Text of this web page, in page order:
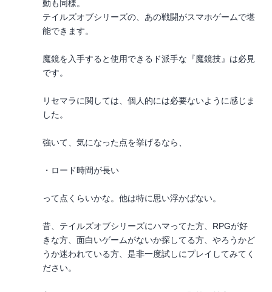
動も同様。
テイルズオブシリーズの、あの戦闘がスマホゲームで堪
能できます。
魔鏡を入手すると使用できるド派手な『魔鏡技』は必見
です。
リセマラに関しては、個人的には必要ないように感じま
した。
強いて、気になった点を挙げるなら、
・ロード時間が長い
って点くらいかな。他は特に思い浮かばない。
昔、テイルズオブシリーズにハマってた方、RPGが好
きな方、面白いゲームがないか探してる方、やろうかど
うか迷われている方、是非一度試しにプレイしてみてく
ださい。